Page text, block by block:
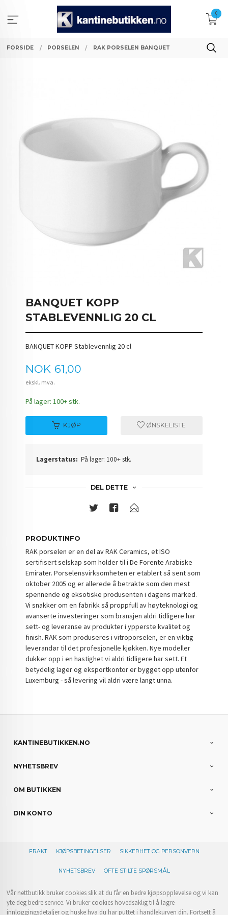
innholdet
0
FORSIDE PORSELEN RAK PORSELEN BANQUET
BANQUET KOPP
STABLEVENNLIG 20 CL
BANQUET KOPP Stablevennlig 20 cl
Pris
NOK 61,00
ekskl. mva.
På lager: 100+ stk.
KJØP ØNSKELISTE
Lagerstatus: På lager: 100+ stk.
DEL DETTE
PRODUKTINFO
RAK porselen er en del av RAK Ceramics, et ISO
sertifisert selskap som holder til i De Forente Arabiske
Emirater. Porselensvirksomheten er etablert så sent som
oktober 2005 og er allerede å betrakte som den mest
spennende og eksotiske produsenten i dagens marked.
Vi snakker om en fabrikk så proppfull av høyteknologi og
avanserte investeringer som bransjen aldri tidligere har
sett- og leveranse av produkter i ypperste kvalitet og
finish. RAK som produseres i vitroporselen, er en viktig
leverandør til det profesjonelle kjøkken. Nye modeller
dukker opp i en hastighet vi aldri tidligere har sett. Et
betydelig lager og eksportkontor er bygget opp utenfor
Luxemburg - så levering vil aldri være langt unna.
KANTINEBUTIKKEN.NO
NYHETSBREV
OM BUTIKKEN
DIN KONTO
FRAKT KJØPSBETINGELSER SIKKERHET OG PERSONVERN
NYHETSBREV OFTE STILTE SPØRSMÅL
Vår nettbutikk bruker cookies slik at du får en bedre kjøpsopplevelse og vi kan
yte deg bedre service. Vi bruker cookies hovedsaklig til å lagre
innloggingsdetaljer og huske hva du har puttet i handlekurven din. Fortsett å